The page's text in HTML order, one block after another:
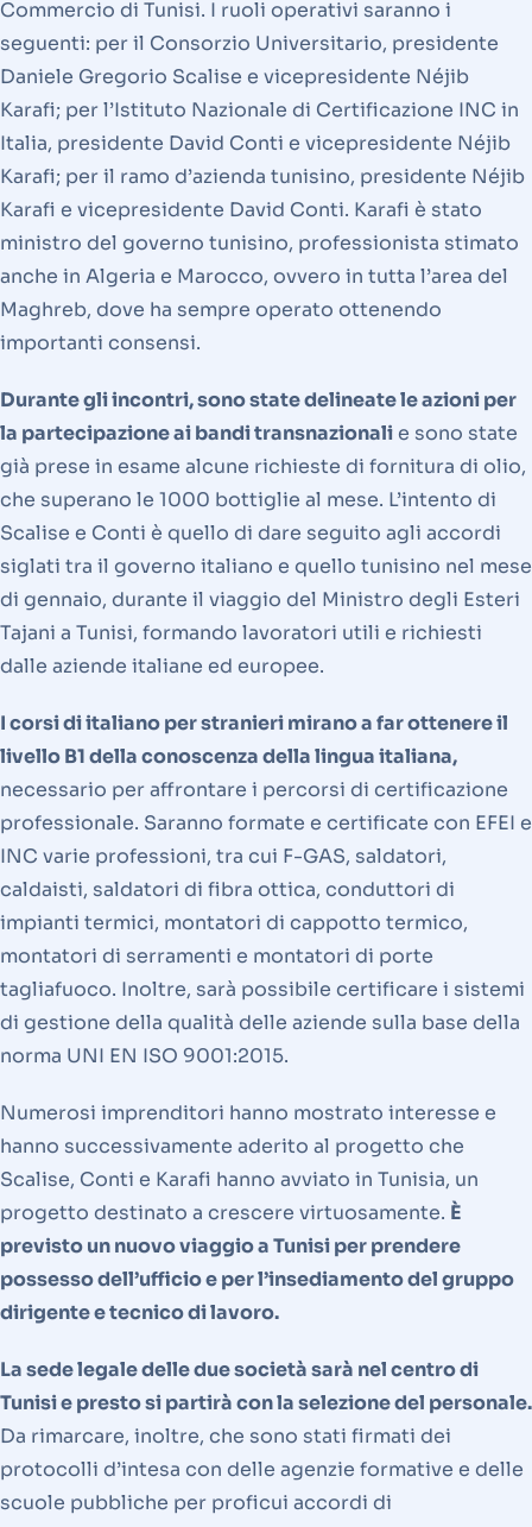
Commercio di Tunisi. I ruoli operativi saranno i
seguenti: per il Consorzio Universitario, presidente
Daniele Gregorio Scalise e vicepresidente Néjib
Karafi; per l’Istituto Nazionale di Certificazione INC in
Italia, presidente David Conti e vicepresidente Néjib
Karafi; per il ramo d’azienda tunisino, presidente Néjib
Karafi e vicepresidente David Conti. Karafi è stato
ministro del governo tunisino, professionista stimato
anche in Algeria e Marocco, ovvero in tutta l’area del
Maghreb, dove ha sempre operato ottenendo
importanti consensi.
Durante gli incontri, sono state delineate le azioni per
la partecipazione ai bandi transnazionalie sono state
già prese in esame alcune richieste di fornitura di olio,
che superano le 1000 bottiglie al mese. L’intento di
Scalise e Conti è quello di dare seguito agli accordi
siglati tra il governo italiano e quello tunisino nel mese
di gennaio, durante il viaggio del Ministro degli Esteri
Tajani a Tunisi, formando lavoratori utili e richiesti
dalle aziende italiane ed europee.
I corsi di italiano per stranieri mirano a far ottenere il
livello B1 della conoscenza della lingua italiana,
necessario per affrontare i percorsi di certificazione
professionale. Saranno formate e certificate con EFEI e
INC varie professioni, tra cui F-GAS, saldatori,
caldaisti, saldatori di fibra ottica, conduttori di
impianti termici, montatori di cappotto termico,
montatori di serramenti e montatori di porte
tagliafuoco. Inoltre, sarà possibile certificare i sistemi
di gestione della qualità delle aziende sulla base della
norma UNI EN ISO 9001:2015.
Numerosi imprenditori hanno mostrato interesse e
hanno successivamente aderito al progetto che
Scalise, Conti e Karafi hanno avviato in Tunisia, un
progetto destinato a crescere virtuosamente. È
previsto un nuovo viaggio a Tunisi per prendere
possesso dell’ufficio e per l’insediamento del gruppo
dirigente e tecnico di lavoro.
La sede legale delle due società sarà nel centro di
Tunisi e presto si partirà con la selezione del personale.
Da rimarcare, inoltre, che sono stati firmati dei
protocolli d’intesa con delle agenzie formative e delle
scuole pubbliche per proficui accordi di